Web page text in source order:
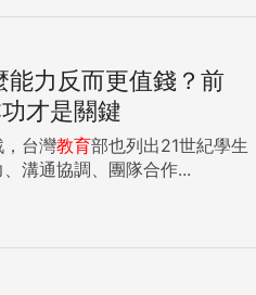
力反而更值錢？前
才是關鍵
台灣教育部也列出21世紀學生
溝通協調、團隊合作...